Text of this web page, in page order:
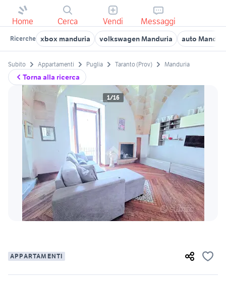
Home Cerca Vendi Messaggi
Ricerche xbox manduria volkswagen Manduria auto
Torna alla ricerca
Subito Appartamenti Puglia Taranto (Prov) Manduria
1/16
APPARTAMENTI